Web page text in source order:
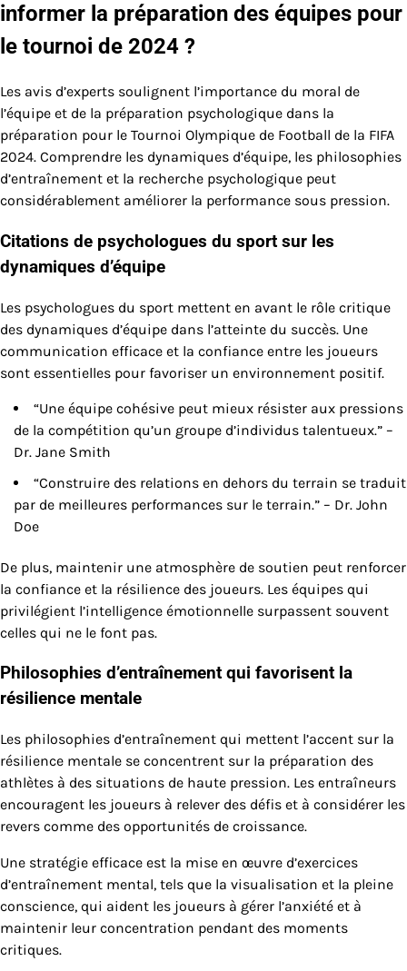
informer la préparation des équipes pour
le tournoi de 2024 ?
Les avis d’experts soulignent l’importance du moral de
l’équipe et de la préparation psychologique dans la
préparation pour le Tournoi Olympique de Football de la FIFA
2024. Comprendre les dynamiques d’équipe, les philosophies
d’entraînement et la recherche psychologique peut
considérablement améliorer la performance sous pression.
Citations de psychologues du sport sur les
dynamiques d’équipe
Les psychologues du sport mettent en avant le rôle critique
des dynamiques d’équipe dans l’atteinte du succès. Une
communication efficace et la confiance entre les joueurs
sont essentielles pour favoriser un environnement positif.
“Une équipe cohésive peut mieux résister aux pressions
de la compétition qu’un groupe d’individus talentueux.” –
Dr. Jane Smith
“Construire des relations en dehors du terrain se traduit
par de meilleures performances sur le terrain.” – Dr. John
Doe
De plus, maintenir une atmosphère de soutien peut renforcer
la confiance et la résilience des joueurs. Les équipes qui
privilégient l’intelligence émotionnelle surpassent souvent
celles qui ne le font pas.
Philosophies d’entraînement qui favorisent la
résilience mentale
Les philosophies d’entraînement qui mettent l’accent sur la
résilience mentale se concentrent sur la préparation des
athlètes à des situations de haute pression. Les entraîneurs
encouragent les joueurs à relever des défis et à considérer les
revers comme des opportunités de croissance.
Une stratégie efficace est la mise en œuvre d’exercices
d’entraînement mental, tels que la visualisation et la pleine
conscience, qui aident les joueurs à gérer l’anxiété et à
maintenir leur concentration pendant des moments
critiques.